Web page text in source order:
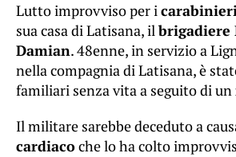
Lutto improvviso per i
sua casa di Latisana, ilbrigadiere
Damian. 48enne, in servizio a
nella compagnia di Latisana, è
familiari senza vita a seguito di un
Il militare sarebbe deceduto a
cardiacoche lo ha colto